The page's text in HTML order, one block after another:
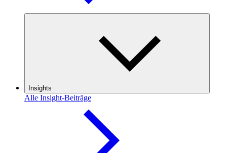
Insights
Alle Insight-Beiträge